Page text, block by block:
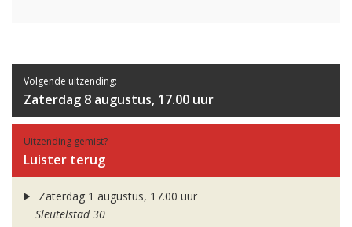
Volgende uitzending:
Zaterdag 8 augustus, 17.00 uur
Uitzending gemist?
Luister terug
Zaterdag 1 augustus, 17.00 uur
Sleutelstad 30